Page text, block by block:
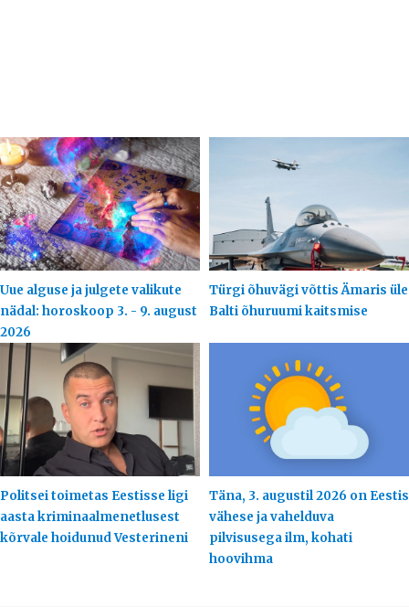
Uue alguse ja julgete valikute
nädal: horoskoop 3. - 9. august
2026
Türgi õhuvägi võttis Ämaris üle
Balti õhuruumi kaitsmise
Politsei toimetas Eestisse ligi
aasta kriminaalmenetlusest
kõrvale hoidunud Vesterineni
Täna, 3. augustil 2026 on Eestis
vähese ja vahelduva
pilvisusega ilm, kohati
hoovihma